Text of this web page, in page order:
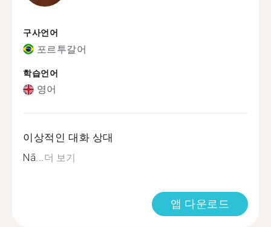
구사언어
포르투갈어
학습언어
영어
이상적인 대화 상대
Nã...더 보기
앱 다운로드